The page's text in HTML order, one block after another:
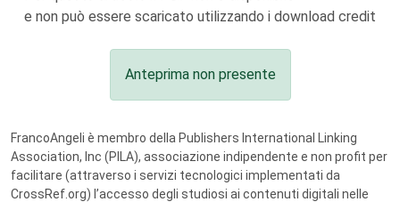
e non può essere scaricato utilizzando i download credit
Anteprima non presente
FrancoAngeli è membro della Publishers International Linking
Association, Inc (PILA), associazione indipendente e non profit per
facilitare (attraverso i servizi tecnologici implementati da
CrossRef.org) l’accesso degli studiosi ai contenuti digitali nelle